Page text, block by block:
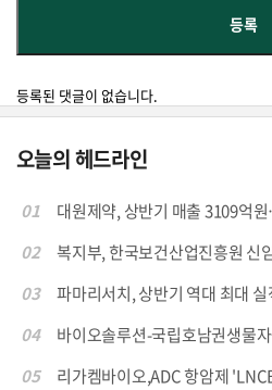
등록된 댓글이 없습니다.
오늘의 헤드라인
01
대원제약, 상반기 매출 3109억
02
복지부, 한국보건산업진흥원 신
03
파마리서치, 상반기 역대 최대
04
바이오솔루션-국립호남권생물
05
리가켐바이오,ADC 항암제